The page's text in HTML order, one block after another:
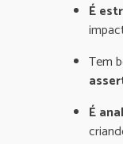
É
Tem
É